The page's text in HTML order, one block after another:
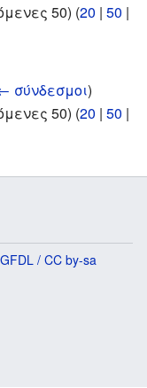
50) (20 | 50 |
σύνδεσμοι)
50) (20 | 50 |
GFDL / CC by-sa